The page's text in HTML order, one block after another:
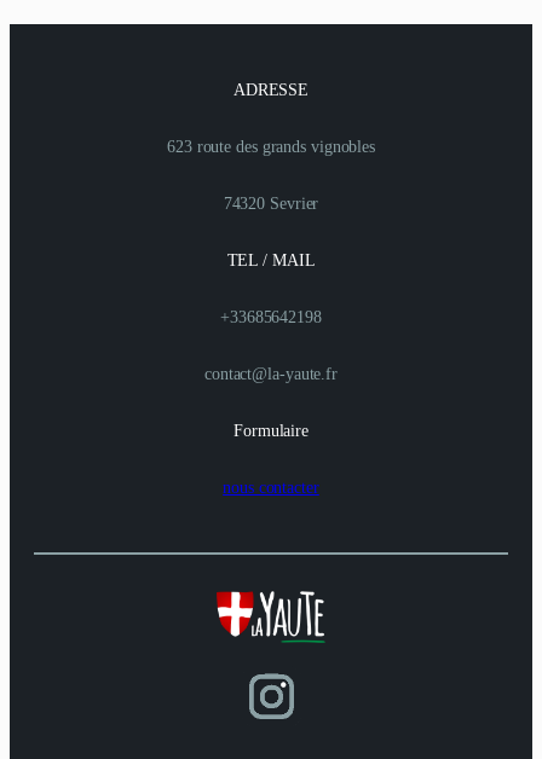
ADRESSE
623 route des grands vignobles
74320 Sevrier
TEL / MAIL
+33685642198
contact@la-yaute.fr
Formulaire
nous contacter